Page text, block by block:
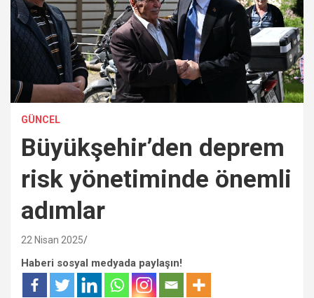
GÜNCEL
Büyükşehir’den deprem
risk yönetiminde önemli
adımlar
22 Nisan 2025
Haberi sosyal medyada paylaşın!